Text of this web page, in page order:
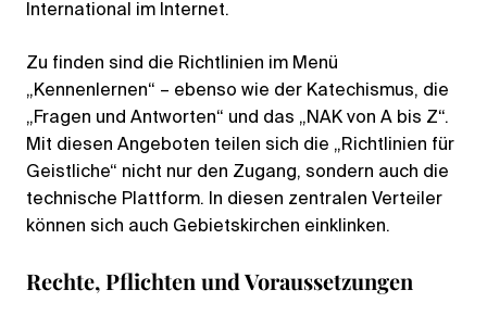
International im Internet.
Zu finden sind die Richtlinien im Menü
„Kennenlernen“ – ebenso wie der Katechismus, die
„Fragen und Antworten“ und das „NAK von A bis Z“.
Mit diesen Angeboten teilen sich die „Richtlinien für
Geistliche“ nicht nur den Zugang, sondern auch die
technische Plattform. In diesen zentralen Verteiler
können sich auch Gebietskirchen einklinken.
Rechte, Pflichten und Voraussetzungen